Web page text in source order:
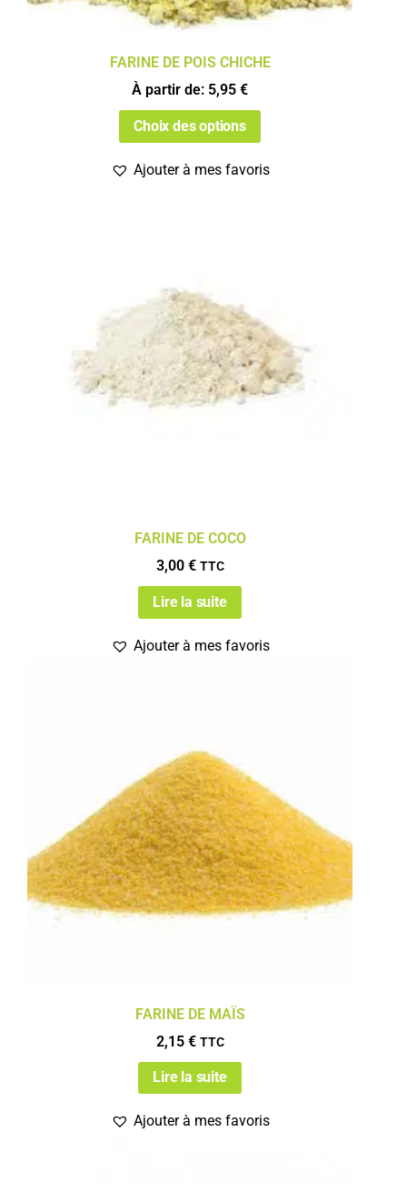
FARINE DE POIS CHICHE
À partir de: 5,95 €
Choix des options
Ajouter à mes favoris
FARINE DE COCO
3,00 € TTC
Lire la suite
Ajouter à mes favoris
FARINE DE MAÏS
2,15 € TTC
Lire la suite
Ajouter à mes favoris